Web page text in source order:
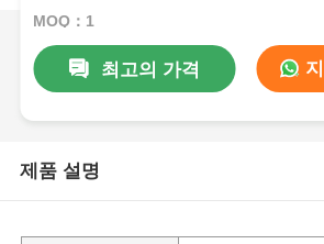
MOQ：1
최고의 가격
제품 설명